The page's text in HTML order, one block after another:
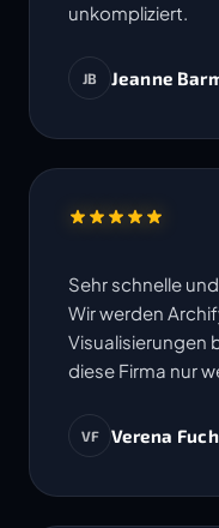
unkompliziert.
JB Jeanne
Sehr schnelle
Wir werden
Visualisierungen
diese Firma nur
VF Verena